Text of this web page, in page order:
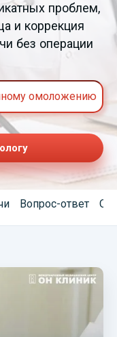
проблем,
и коррекция
без операции
омоложению
Вопрос-ответ